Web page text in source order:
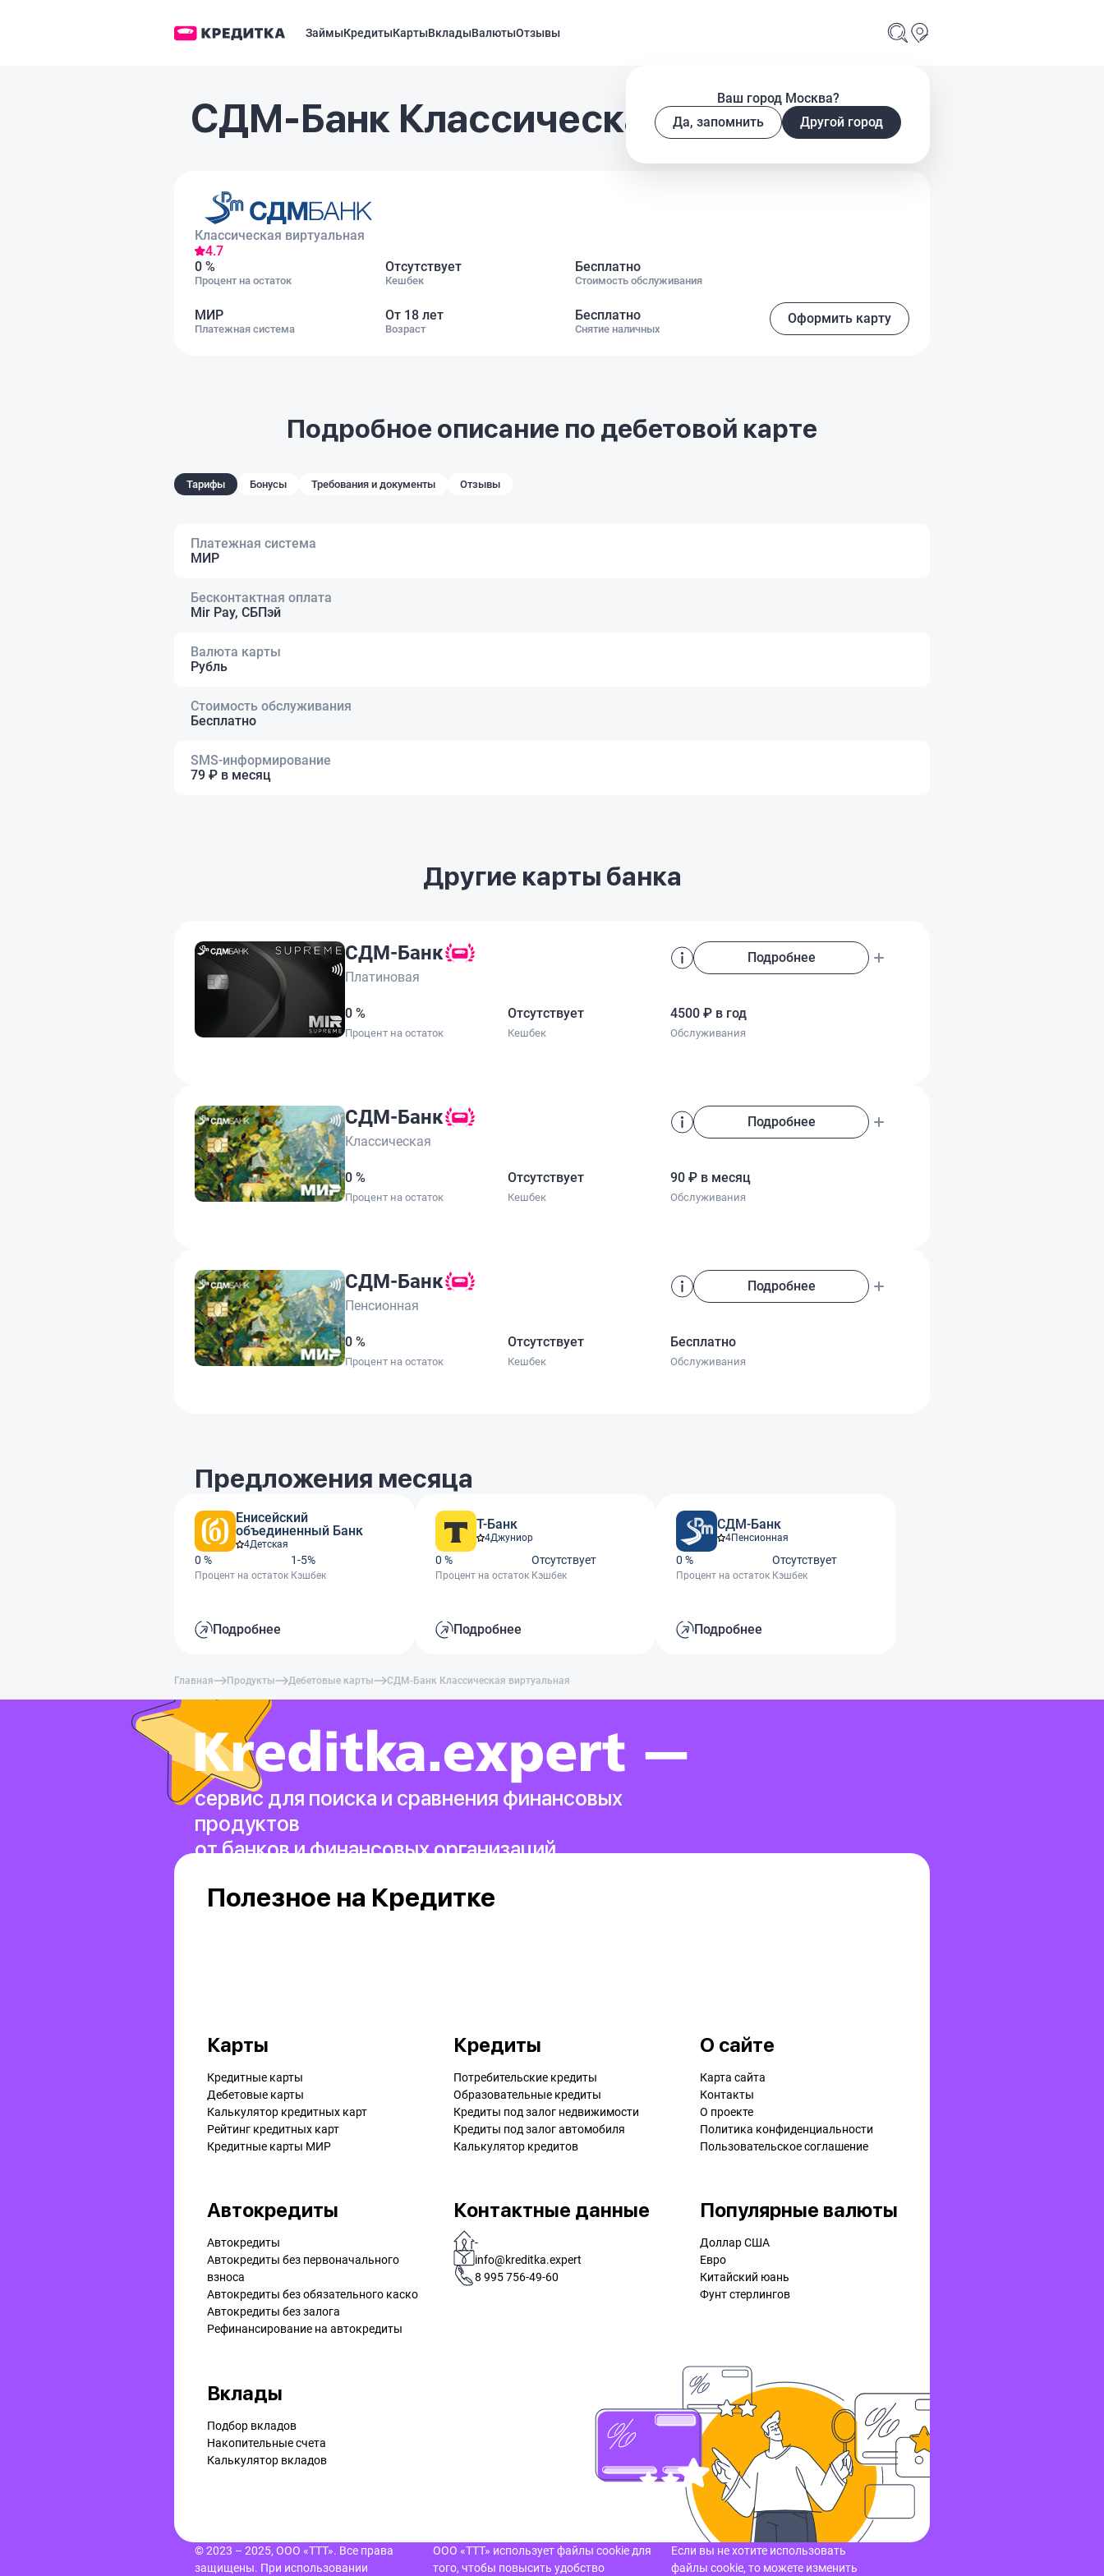
ЗаймыКредитыКартыВкладыВалютыОтзывы
Ваш город Москва?
Да, запомнить
Другой город
СДМ-Банк Классическая виртуальная
Классическая виртуальная
4.7
0 %
Процент на остаток
Отсутствует
Кешбек
Бесплатно
Стоимость обслуживания
МИР
Платежная система
От 18 лет
Возраст
Бесплатно
Снятие наличных
Оформить карту
Подробное описание по дебетовой карте
Тарифы Бонусы Требования и документы Отзывы
Платежная система
МИР
Бесконтактная оплата
Mir Pay, СБПэй
Валюта карты
Рубль
Стоимость обслуживания
Бесплатно
SMS-информирование
79 ₽ в месяц
Другие карты банка
СДМ-Банк
Платиновая
Подробнее
0 %
Процент на остаток
Отсутствует
Кешбек
4500 ₽ в год
Обслуживания
СДМ-Банк
Классическая
Подробнее
0 %
Процент на остаток
Отсутствует
Кешбек
90 ₽ в месяц
Обслуживания
СДМ-Банк
Пенсионная
Подробнее
0 %
Процент на остаток
Отсутствует
Кешбек
Бесплатно
Обслуживания
Предложения месяца
Енисейский
объединенный Банк
4Детская
0 %
Процент на остаток
1-5%
Кэшбек
Подробнее
Т-Банк
4Джуниор
0 %
Процент на остаток
Отсутствует
Кэшбек
Подробнее
СДМ-Банк
4Пенсионная
0 %
Процент на остаток
Отсутствует
Кэшбек
Подробнее
Главная Продукты Дебетовые карты СДМ-Банк Классическая виртуальная
сервис для поиска и сравнения финансовых
продуктов
от банков и финансовых организаций.
Полезное на Кредитке
Карты
Кредитные карты
Дебетовые карты
Калькулятор кредитных карт
Рейтинг кредитных карт
Кредитные карты МИР
Кредиты
Потребительские кредиты
Образовательные кредиты
Кредиты под залог недвижимости
Кредиты под залог автомобиля
Калькулятор кредитов
О сайте
Карта сайта
Контакты
О проекте
Политика конфиденциальности
Пользовательское соглашение
Автокредиты
Автокредиты
Автокредиты без первоначального
взноса
Автокредиты без обязательного каско
Автокредиты без залога
Рефинансирование на aвтокредиты
Контактные данные
-
info@kreditka.expert
8 995 756-49-60
Популярные валюты
Доллар США
Евро
Китайский юань
Фунт стерлингов
Вклады
Подбор вкладов
Накопительные счета
Калькулятор вкладов
© 2023 – 2025, ООО «ТТТ». Все права
защищены. При использовании
ООО «ТТТ» использует файлы cookie для
того, чтобы повысить удобство
Если вы не хотите использовать
файлы cookie, то можете изменить